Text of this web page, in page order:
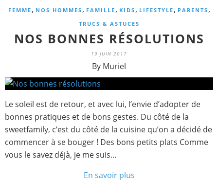
FEMME , NOS HOMMES , FAMILLE , KIDS , LIFESTYLE , PARENTS ,
TRUCS & ASTUCES
NOS BONNES RÉSOLUTIONS
19 JUIN 2017
By Muriel
Le soleil est de retour, et avec lui, l’envie d’adopter de
bonnes pratiques et de bons gestes. Du côté de la
sweetfamily, c’est du côté de la cuisine qu’on a décidé de
commencer à se bouger ! Des bons petits plats Comme
vous le savez déjà, je me suis...
En savoir plus